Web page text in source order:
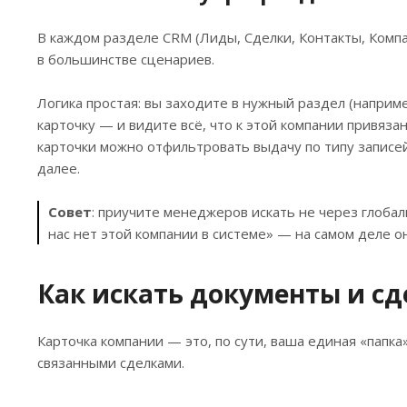
В каждом разделе CRM (Лиды, Сделки, Контакты,
в большинстве сценариев.
Логика простая: вы заходите в нужный раздел
карточку — и видите всё, что к этой компании
карточки можно отфильтровать выдачу по типу
далее.
Совет: приучите менеджеров искать не через
нас нет этой компании в системе» — на самом деле
Как искать документы и
Карточка компании — это, по сути, ваша единая
связанными сделками.